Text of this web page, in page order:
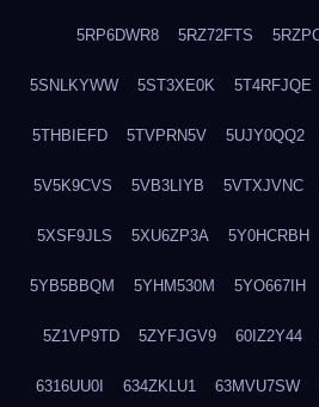
5RP6DWR8 5RZ72FTS
5SNLKYWW 5ST3XE0K 5T4RFJQE
5THBIEFD 5TVPRN5V 5UJY0QQ2
5V5K9CVS 5VB3LIYB 5VTXJVNC
5XSF9JLS 5XU6ZP3A 5Y0HCRBH
5YB5BBQM 5YHM530M 5YO667IH
5Z1VP9TD 5ZYFJGV9 60IZ2Y44
6316UU0I 634ZKLU1 63MVU7SW